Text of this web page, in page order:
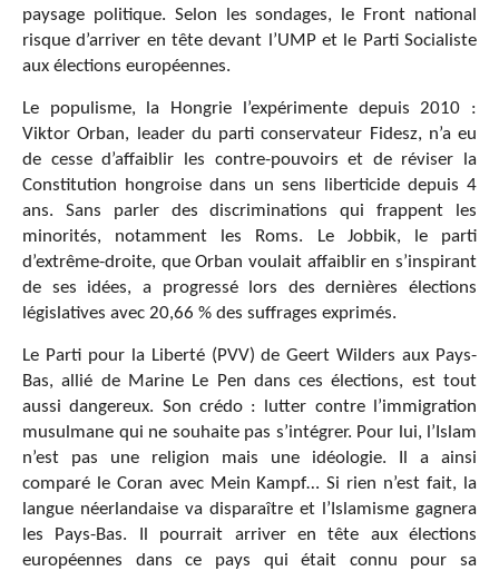
paysage politique. Selon les sondages, le Front national
risque d’arriver en tête devant l’UMP et le Parti Socialiste
aux élections européennes.
Le populisme, la Hongrie l’expérimente depuis 2010 :
Viktor Orban, leader du parti conservateur Fidesz, n’a eu
de cesse d’affaiblir les contre-pouvoirs et de réviser la
Constitution hongroise dans un sens liberticide depuis 4
ans. Sans parler des discriminations qui frappent les
minorités, notamment les Roms. Le Jobbik, le parti
d’extrême-droite, que Orban voulait affaiblir en s’inspirant
de ses idées, a progressé lors des dernières élections
législatives avec 20,66 % des suffrages exprimés.
Le Parti pour la Liberté (PVV) de Geert Wilders aux Pays-
Bas, allié de Marine Le Pen dans ces élections, est tout
aussi dangereux. Son crédo : lutter contre l’immigration
musulmane qui ne souhaite pas s’intégrer. Pour lui, l’Islam
n’est pas une religion mais une idéologie. Il a ainsi
comparé le Coran avec Mein Kampf… Si rien n’est fait, la
langue néerlandaise va disparaître et l’Islamisme gagnera
les Pays-Bas. Il pourrait arriver en tête aux élections
européennes dans ce pays qui était connu pour sa